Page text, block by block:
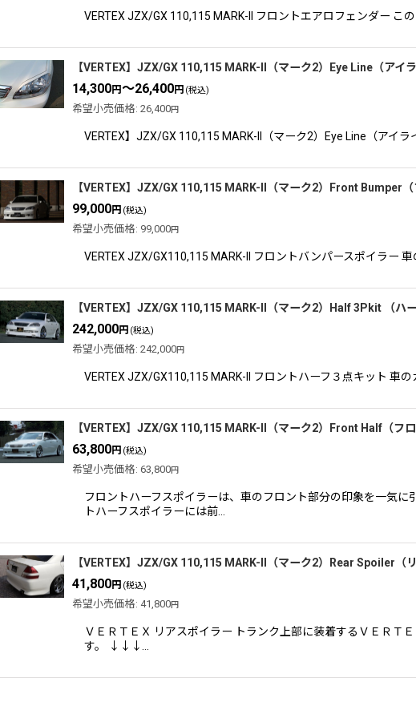
VERTEX JZX/GX 110,115 MARK-II フロントエアロフェンダー
【VERTEX】JZX/GX 110,115 MARK-II（マーク2）Eye Line（アイ
14,300円～26,400円 (税込)
希望小売価格: 26,400円
VERTEX】JZX/GX 110,115 MARK-II（マーク2）Eye Line（アイ
【VERTEX】JZX/GX 110,115 MARK-II（マーク2）Front Bumper（
99,000円 (税込)
希望小売価格: 99,000円
VERTEX JZX/GX110,115 MARK-II フロントバンパースポイラー
【VERTEX】JZX/GX 110,115 MARK-II（マーク2）Half 3Pkit （ハー
242,000円 (税込)
希望小売価格: 242,000円
VERTEX JZX/GX110,115 MARK-II フロントハーフ３点キット 車
【VERTEX】JZX/GX 110,115 MARK-II（マーク2）Front Half（フ
63,800円 (税込)
希望小売価格: 63,800円
フロントハーフスポイラーは、車のフロント部分の印象を一気
トハーフスポイラーには前…
【VERTEX】JZX/GX 110,115 MARK-II（マーク2）Rear Spoiler（
41,800円 (税込)
希望小売価格: 41,800円
ＶＥＲＴＥＸ リアスポイラー トランク上部に装着するＶＥＲＴ
す。 ↓↓↓…